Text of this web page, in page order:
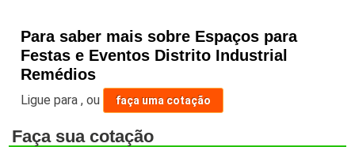
Para saber mais sobre Espaços para
Festas e Eventos Distrito Industrial
Remédios
Ligue para,ou faça uma cotação
Faça sua cotação